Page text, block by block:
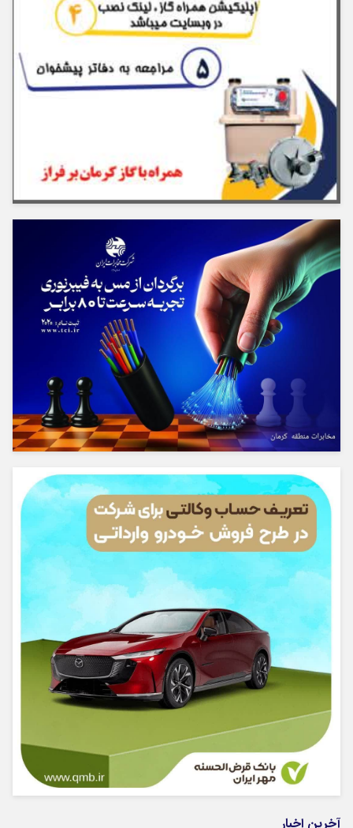
آخرین اخبار